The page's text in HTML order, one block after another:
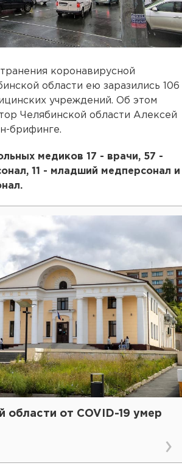
коронавирусной
области ею заразились 106
учреждений. Об этом
Челябинской области Алексей
брифинге.
медиков 17 - врачи, 57 -
11 - младший медперсонал и
области от COVID-19 умер